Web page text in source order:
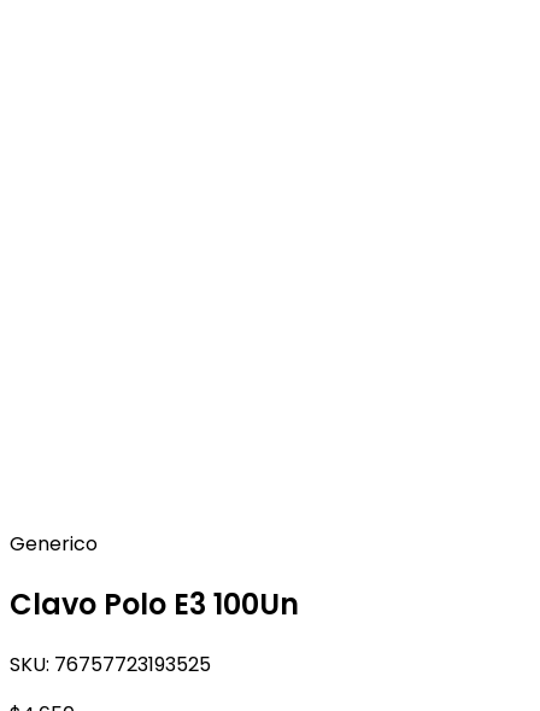
Generico
Clavo Polo E3 100Un
SKU: 76757723193525